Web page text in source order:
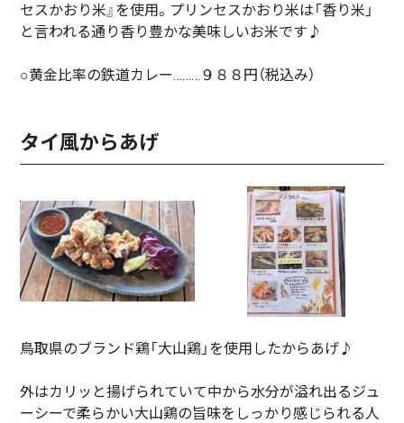
セスかおり米』を使用。プリンセスかおり米は「香り米」
と言われる通り香り豊かな美味しいお米です♪
○黄金比率の鉄道カレー………９８８円（税込み）
タイ風からあげ
鳥取県のブランド鶏「大山鶏」を使用したからあげ♪
外はカリッと揚げられていて中から水分が溢れ出るジュ
ーシーで柔らかい大山鶏の旨味をしっかり感じられる人